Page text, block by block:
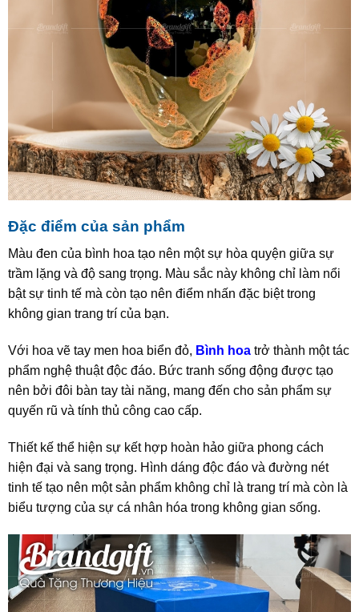
Đặc điểm của sản phẩm
Màu đen của bình hoa tạo nên một sự hòa quyện giữa sự
trầm lặng và độ sang trọng. Màu sắc này không chỉ làm nổi
bật sự tinh tế mà còn tạo nên điểm nhấn đặc biệt trong
không gian trang trí của bạn.
Với hoa vẽ tay men hoa biển đỏ, Bình hoatrở thành một tác
phẩm nghệ thuật độc đáo. Bức tranh sống động được tạo
nên bởi đôi bàn tay tài năng, mang đến cho sản phẩm sự
quyến rũ và tính thủ công cao cấp.
Thiết kế thể hiện sự kết hợp hoàn hảo giữa phong cách
hiện đại và sang trọng. Hình dáng độc đáo và đường nét
tinh tế tạo nên một sản phẩm không chỉ là trang trí mà còn là
biểu tượng của sự cá nhân hóa trong không gian sống.